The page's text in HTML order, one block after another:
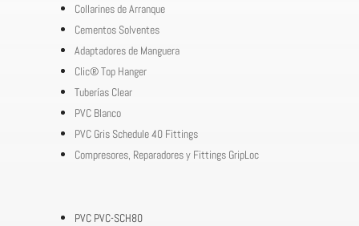
Collarines de Arranque
Cementos Solventes
Adaptadores de Manguera
Clic® Top Hanger
Tuberías Clear
PVC Blanco
PVC Gris Schedule 40 Fittings
Compresores, Reparadores y Fittings GripLoc
PVC PVC-SCH80